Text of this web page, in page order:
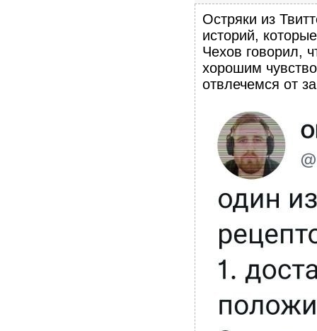
Остряки из
историй,
Чехов говорил,
хорошим
отвлечемся от